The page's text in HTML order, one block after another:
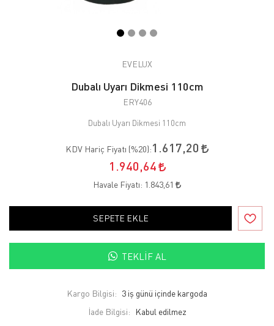
EVELUX
Dubalı Uyarı Dikmesi 110cm
ERY406
Dubalı Uyarı Dikmesi 110cm
KDV Hariç Fiyatı (%20):1.617,20
1.940,64
Havale Fiyatı: 1.843,61
SEPETE EKLE
TEKLIF AL
Kargo Bilgisi: 3 iş günü içinde kargoda
İade Bilgisi: